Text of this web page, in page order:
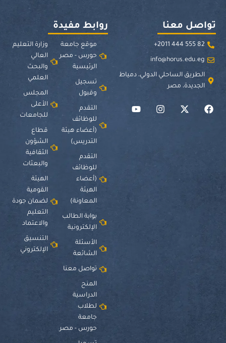
تواصل معنا
82 555 444 2011+
info@horus.edu.eg
الطريق الساحلي الدولي، دمياط
الجديدة، مصر
روابط مفيدة
موقع جامعة
حورس - مصر
الرئيسية
تسجيل
وقبول
التقدم
للوظائف
(أعضاء هيئة
التدريس)
التقدم
للوظائف
(أعضاء
الهيئة
المعاونة)
بوابة الطالب
الإلكترونية
الأسئلة
الشائعة
تواصل معنا
المنح
الدراسية
لطلاب
جامعة
حورس - مصر
وزارة التعليم
العالي
والبحث
العلمي
المجلس
الأعلى
للجامعات
قطاع
الشؤون
الثقافية
والبعثات
الهيئة
القومية
لضمان جودة
التعليم
والاعتماد
التنسيق
الإلكتروني